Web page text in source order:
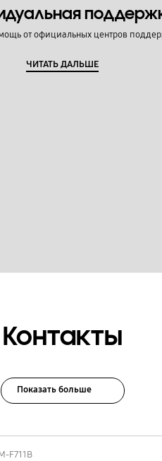
от официальных центров
ЧИТАТЬ ДАЛЬШЕ
Контакты
Показать больше
F711B